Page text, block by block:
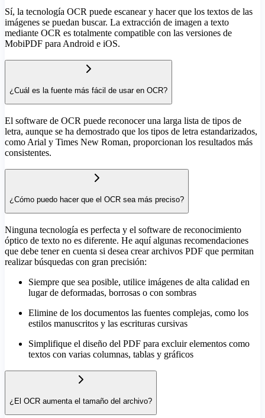
Sí, la tecnología OCR puede escanear y hacer que los textos de las
imágenes se puedan buscar. La extracción de imagen a texto
mediante OCR es totalmente compatible con las versiones de
MobiPDF para Android e iOS.
¿Cuál es la fuente más fácil de usar en OCR?
El software de OCR puede reconocer una larga lista de tipos de
letra, aunque se ha demostrado que los tipos de letra estandarizados,
como Arial y Times New Roman, proporcionan los resultados más
consistentes.
¿Cómo puedo hacer que el OCR sea más preciso?
Ninguna tecnología es perfecta y el software de reconocimiento
óptico de texto no es diferente. He aquí algunas recomendaciones
que debe tener en cuenta si desea crear archivos PDF que permitan
realizar búsquedas con gran precisión:
Siempre que sea posible, utilice imágenes de alta calidad en
lugar de deformadas, borrosas o con sombras
Elimine de los documentos las fuentes complejas, como los
estilos manuscritos y las escrituras cursivas
Simplifique el diseño del PDF para excluir elementos como
textos con varias columnas, tablas y gráficos
¿El OCR aumenta el tamaño del archivo?